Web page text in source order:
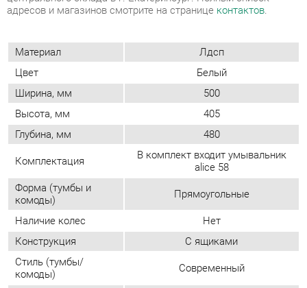
Ширина, мм
500
Глубина, мм
480
Комплектация В комплект входит умывальник
alice 58
Форма (тумбы и
комоды) Прямоугольные
Наличие колес
Нет
С ящиками
комоды)
Современный
Замок
Нет
Количество ящиков
2
Материал ящиков
Лдсп
ОТЗЫВЫ